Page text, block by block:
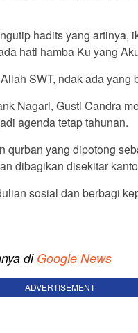
hadits yang artinya,
hati hamba Ku yang
SWT, ndak ada yang
Nagari, Gusti Candra
agenda tetap tahunan.
qurban yang dipotong
dibagikan disekitar
sosial dan berbagi
di Google News
ADVERTISEMENT